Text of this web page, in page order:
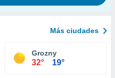
Más ciudades
Grozny
32° 19°